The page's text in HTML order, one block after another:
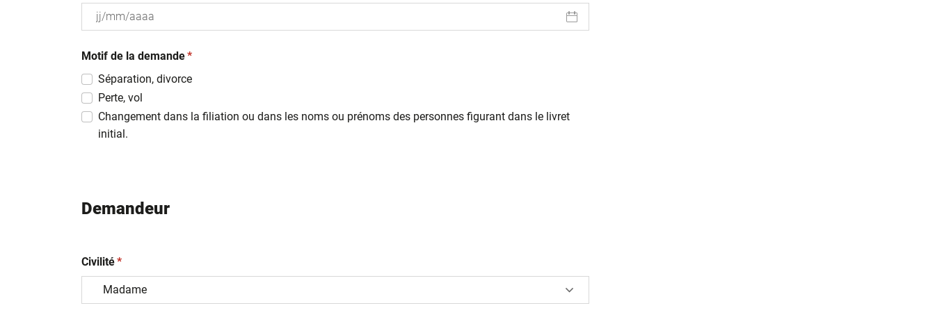
slash
MM
slash
AAAA
Motif de la demande(obligatoire)
*
Séparation, divorce
Perte, vol
Changement dans la filiation ou dans les noms ou prénoms des personnes figurant dans le livret
initial.
Demandeur
Civilité(obligatoire)
*